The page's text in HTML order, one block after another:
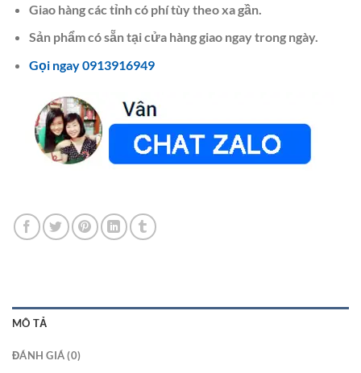
Giao hàng các tỉnh có phí tùy theo xa gần.
Sản phẩm có sẵn tại cửa hàng giao ngay trong ngày.
Gọi ngay 0913916949
MÔ TẢ
ĐÁNH GIÁ (0)